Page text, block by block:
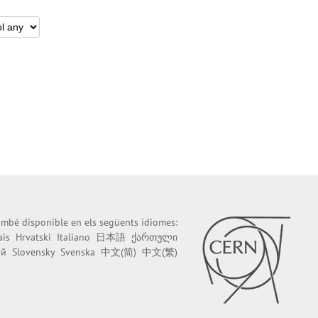
disponible en els següents idiomes:
Hrvatski Italiano 日本語 ქართული
Slovensky Svenska 中文(简) 中文(繁)